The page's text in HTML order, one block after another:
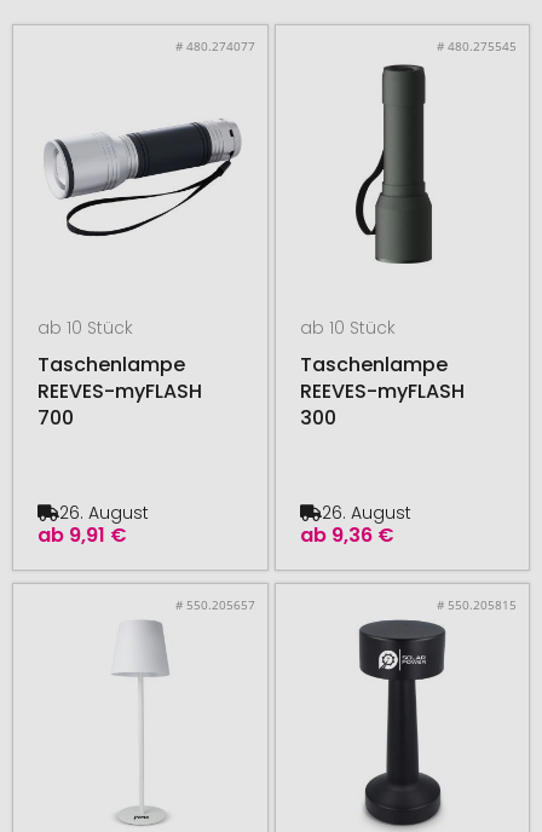
# 480.274077
ab 10 Stück
Taschenlampe
REEVES-myFLASH
700
ab 9,91 €
26. August
# 480.275545
ab 10 Stück
Taschenlampe
REEVES-myFLASH
300
ab 9,36 €
26. August
# 550.205657 # 550.205815